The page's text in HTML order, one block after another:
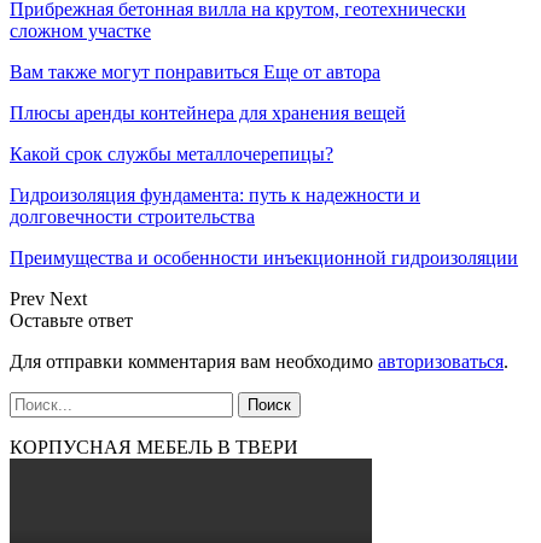
Прибрежная бетонная вилла на крутом, геотехнически
сложном участке
Вам также могут понравиться Еще от автора
Плюсы аренды контейнера для хранения вещей
Какой срок службы металлочерепицы?
Гидроизоляция фундамента: путь к надежности и
долговечности строительства
Преимущества и особенности инъекционной гидроизоляции
Prev Next
Оставьте ответ
Для отправки комментария вам необходимо авторизоваться.
КОРПУСНАЯ МЕБЕЛЬ В ТВЕРИ